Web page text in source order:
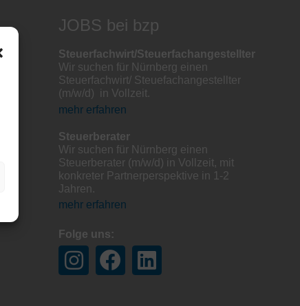
JOBS bei bzp
Steuerfachwirt/Steuerfachangestellter
Wir suchen für Nürnberg einen
Steuerfachwirt/ Steuefachangestellter
(m/w/d) in Vollzeit.
mehr erfahren
Steuerberater
Wir suchen für Nürnberg einen
Steuerberater (m/w/d) in Vollzeit, mit
konkreter Partnerperspektive in 1-2
Jahren.
mehr erfahren
Folge uns: